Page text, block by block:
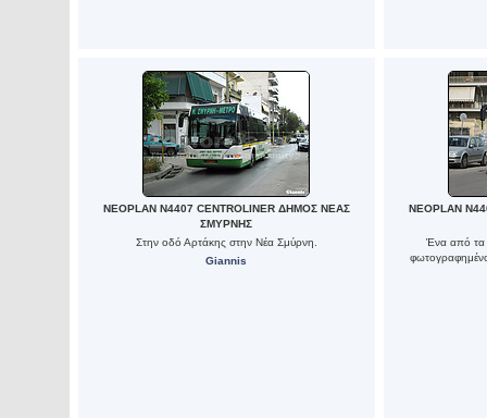
NEOPLAN N4407 CENTROLINER ΔΗΜΟΣ ΝΕΑΣ
ΣΜΥΡΝΗΣ
Στην οδό Αρτάκης στην Νέα Σμύρνη.
Giannis
NEOPLAN
Ένα από τα